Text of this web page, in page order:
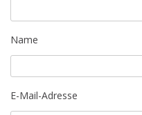
Name
E-Mail-Adresse